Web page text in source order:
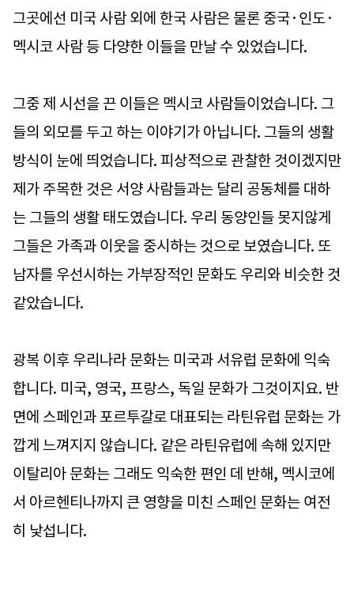
그곳에선 미국 사람 외에 한국 사람은 물론 중국·인도·
멕시코 사람 등 다양한 이들을 만날 수 있었습니다.
그중 제 시선을 끈 이들은 멕시코 사람들이었습니다. 그
들의 외모를 두고 하는 이야기가 아닙니다. 그들의 생활
방식이 눈에 띄었습니다. 피상적으로 관찰한 것이겠지만
제가 주목한 것은 서양 사람들과는 달리 공동체를 대하
는 그들의 생활 태도였습니다. 우리 동양인들 못지않게
그들은 가족과 이웃을 중시하는 것으로 보였습니다. 또
남자를 우선시하는 가부장적인 문화도 우리와 비슷한 것
같았습니다.
광복 이후 우리나라 문화는 미국과 서유럽 문화에 익숙
합니다. 미국, 영국, 프랑스, 독일 문화가 그것이지요. 반
면에 스페인과 포르투갈로 대표되는 라틴유럽 문화는 가
깝게 느껴지지 않습니다. 같은 라틴유럽에 속해 있지만
이탈리아 문화는 그래도 익숙한 편인 데 반해, 멕시코에
서 아르헨티나까지 큰 영향을 미친 스페인 문화는 여전
히 낯섭니다.